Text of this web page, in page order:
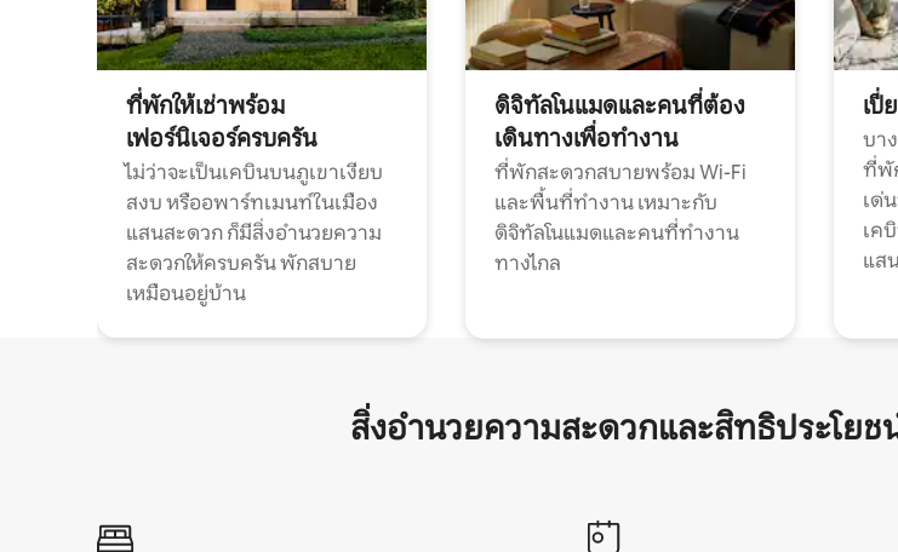
ที่พักให้เช่าพร้อม
เฟอร์นิเจอร์ครบครัน
ไม่ว่าจะเป็นเคบินบนภูเขาเงียบ
สงบ หรืออพาร์ทเมนท์ในเมือง
แสนสะดวก ก็มีสิ่งอำนวยความ
สะดวกให้ครบครัน พักสบาย
เหมือนอยู่บ้าน
ดิจิทัลโนแมดและคนที่ต้อง
เดินทางเพื่อทำงาน
ที่พักสะดวกสบายพร้อม Wi-Fi
และพื้นที่ทำงาน เหมาะกับ
ดิจิทัลโนแมดและคนที่ทำงาน
ทางไกล
เปี่
บา
ที่พั
เด่
เค
แส
สิ่งอำนวยความสะดวกและสิทธิประโยช